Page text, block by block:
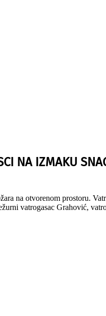
NA IZMAKU
na otvorenom prostoru.
vatrogasac Grahović,